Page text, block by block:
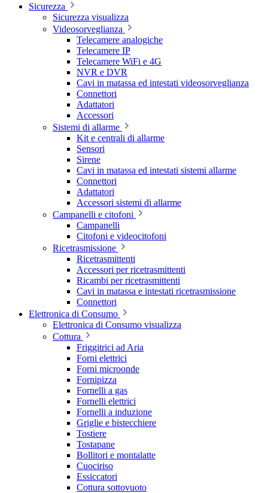
Sicurezza
Sicurezza visualizza
Videosorveglianza
Telecamere analogiche
Telecamere IP
Telecamere WiFi e 4G
NVR e DVR
Cavi in matassa ed intestati videosorveglianza
Connettori
Adattatori
Accessori
Sistemi di allarme
Kit e centrali di allarme
Sensori
Sirene
Cavi in matassa ed intestati sistemi allarme
Connettori
Adattatori
Accessori sistemi di allarme
Campanelli e citofoni
Campanelli
Citofoni e videocitofoni
Ricetrasmissione
Ricetrasmittenti
Accessori per ricetrasmittenti
Ricambi per ricetrasmittenti
Cavi in matassa e intestati ricetrasmissione
Connettori
Elettronica di Consumo
Elettronica di Consumo visualizza
Cottura
Friggitrici ad Aria
Forni elettrici
Forni microonde
Fornipizza
Fornelli a gas
Fornelli elettrici
Fornelli a induzione
Griglie e bistecchiere
Tostiere
Tostapane
Bollitori e montalatte
Cuociriso
Essiccatori
Cottura sottovuoto